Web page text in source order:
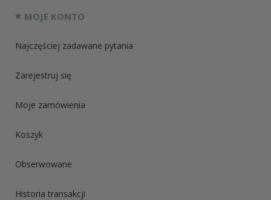
MOJE KONTO
Najczęściej zadawane pytania
Zarejestruj się
Moje zamówienia
Koszyk
Obserwowane
Historia transakcji